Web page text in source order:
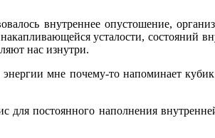
внутреннее опустошение,
усталости, состояний
нас изнутри.
мне почему-то напоминает кубик
постоянного наполнения